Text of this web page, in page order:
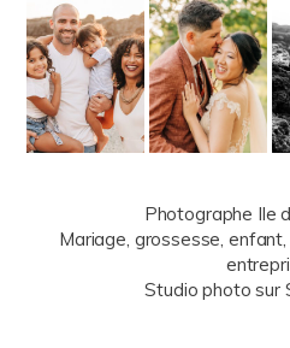
Photographe Ile
Mariage, grossesse,
Studio photo sur